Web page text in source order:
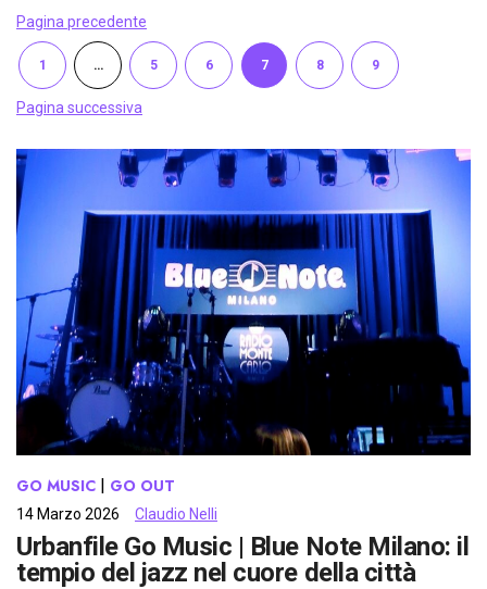
Pagina precedente
1 … 5 6 7 8 9
Pagina successiva
GO MUSIC | GO OUT
14 Marzo 2026 Claudio Nelli
Urbanfile Go Music | Blue Note Milano: il
tempio del jazz nel cuore della città